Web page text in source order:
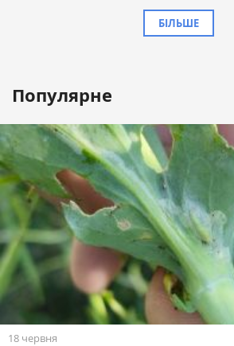
БІЛЬШЕ
Популярне
18 червня